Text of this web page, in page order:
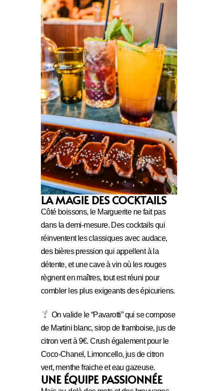
LA MAGIE DES COCKTAILS
Côté boissons, le Marguerite ne fait pas
dans la demi-mesure. Des cocktails qui
réinventent les classiques avec audace,
des bières pression qui appellent à la
détente, et une cave à vin où les rouges
règnent en maîtres, tout est réuni pour
combler les plus exigeants des épicuriens.
On valide le “Pavarotti” qui se compose
de Martini blanc, sirop de framboise, jus de
citron vert à 9€. Crush également pour le
Coco-Chanel, Limoncello, jus de citron
vert, menthe fraiche et eau gazeuse.
UNE ÉQUIPE PASSIONNÉE